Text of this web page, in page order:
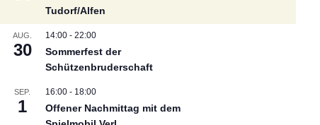
Presseberichte 2012
Presseberichte 2011
Presseberichte 2010
Tudorf/Alfen
AUG.
30
14:00- 22:00
Sommerfest der
Schützenbruderschaft
SEP.
1
16:00- 18:00
Offener Nachmittag mit dem